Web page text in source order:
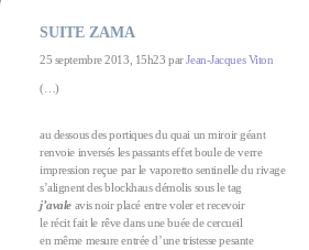
SUITE ZAMA
25 septembre 2013, 15h23 parJean-Jacques Viton
(…)
au dessous des portiques du quai un miroir géant
renvoie inversés les passants effet boule de verre
impression reçue par le vaporetto sentinelle du rivage
s’alignent des blockhaus démolis sous le tag
j’avale avis noir placé entre voler et recevoir
le récit fait le rêve dans une buée de cercueil
en même mesure entrée d’une tristesse pesante